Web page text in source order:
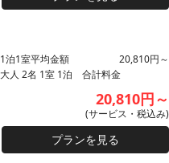
1泊1室平均金額
20,810円～
大人 2名 1室 1泊 合計料金
20,810円～
(サービス・税込み)
プランを見る